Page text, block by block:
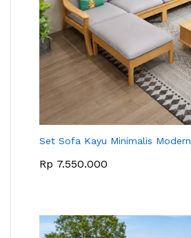
Set Sofa Kayu Minimalis Modern
Rp 7.550.000